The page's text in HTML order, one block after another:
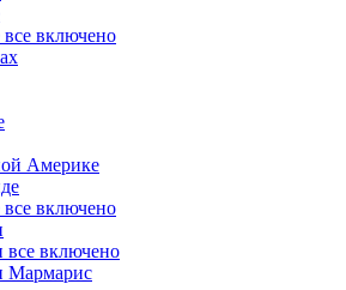
включено
Америке
включено
включено
Мармарис